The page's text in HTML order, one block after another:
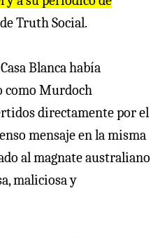
Truth Social.
Blanca había
como Murdoch
directamente por el
mensaje en la misma
al magnate australiano
maliciosa y